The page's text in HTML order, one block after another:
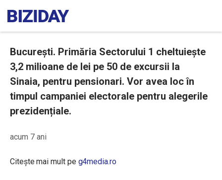
București. Primăria Sectorului 1 cheltuiește
3,2 milioane de lei pe 50 de excursii la
Sinaia, pentru pensionari. Vor avea loc în
timpul campaniei electorale pentru alegerile
prezidențiale.
acum 7 ani
Citește mai mult pe g4media.ro